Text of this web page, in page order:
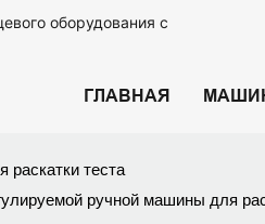
оборудования с
ГЛАВНАЯ
теста
ручной машины для